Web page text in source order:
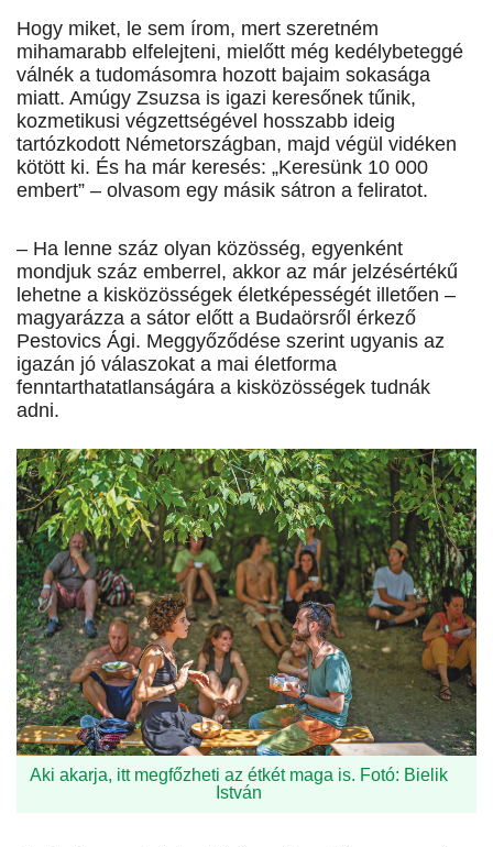
Hogy miket, le sem írom, mert szeretném
mihamarabb elfelejteni, mielőtt még kedélybeteggé
válnék a tudomásomra hozott bajaim sokasága
miatt. Amúgy Zsuzsa is igazi keresőnek tűnik,
kozmetikusi végzettségével hosszabb ideig
tartózkodott Németországban, majd végül vidéken
kötött ki. És ha már keresés: „Keresünk 10 000
embert” – olvasom egy másik sátron a feliratot.
– Ha lenne száz olyan közösség, egyenként
mondjuk száz emberrel, akkor az már jelzésértékű
lehetne a kisközösségek életképességét illetően –
magyarázza a sátor előtt a Budaörsről érkező
Pestovics Ági. Meggyőződése szerint ugyanis az
igazán jó válaszokat a mai életforma
fenntarthatatlanságára a kisközösségek tudnák
adni.
Aki akarja, itt megfőzheti az étkét maga is. Fotó: Bielik
István